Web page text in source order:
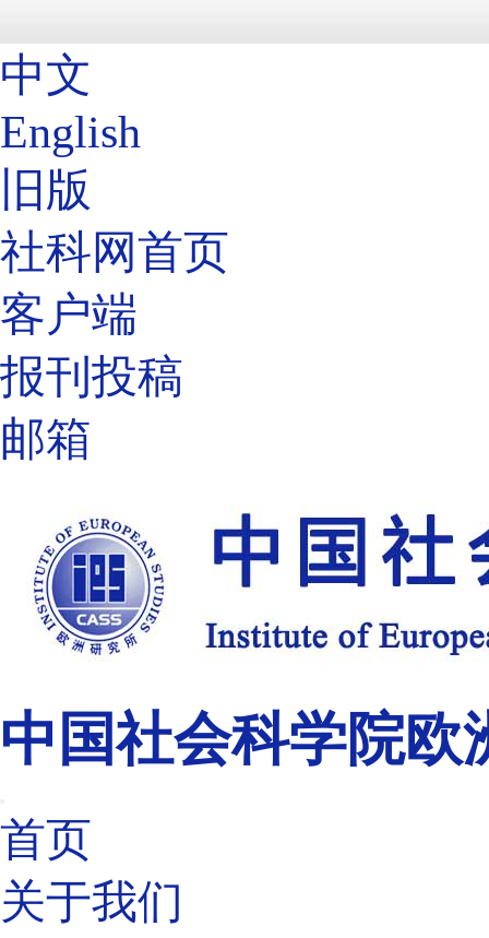
中文
English
旧版
社科网首页
客户端
报刊投稿
邮箱
中国社会科学院欧
首页
关于我们